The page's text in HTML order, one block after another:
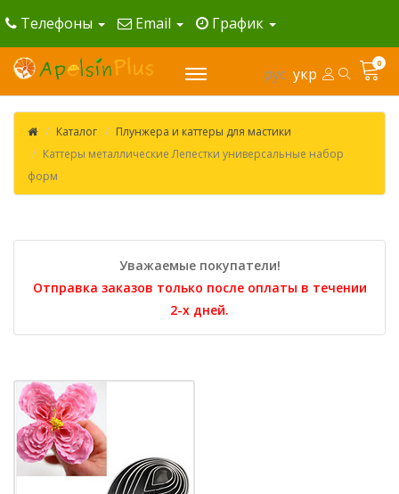
Телефоны Email График
рус укр
0
Каталог
Плунжера и каттеры для мастики
Каттеры металлические Лепестки универсальные набор
форм
Уважаемые покупатели!
Отправка заказов только после оплаты в течении
2-х дней.